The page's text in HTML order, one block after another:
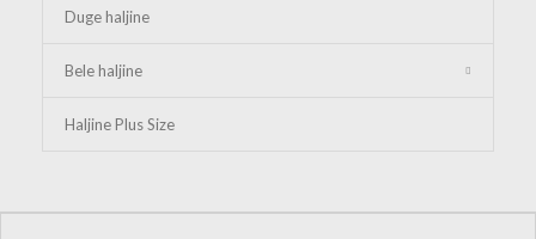
Duge haljine
Bele haljine
Haljine Plus Size